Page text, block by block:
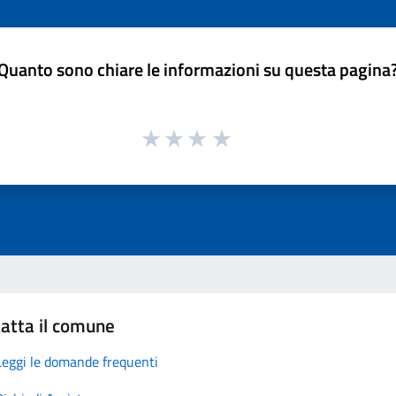
sono chiare le informazioni su questa
il comune
le domande frequenti